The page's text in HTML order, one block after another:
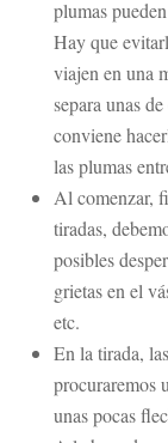
plumas
Hay que
viajen en una
separa unas
conviene
las plumas
Al comenzar,
tiradas,
posibles
grietas en el
etc.
En la tirada,
procuraremos
unas pocas